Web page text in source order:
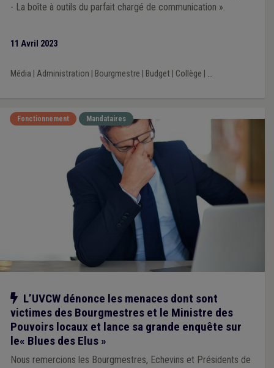
- La boîte à outils du parfait chargé de communication ».
11 Avril 2023
Média Administration Bourgmestre Budget| Collège ...
Fonctionnement Mandataires
Notre action
L’UVCW dénonce les menaces dont sont
victimes des Bourgmestres et le Ministre des
Pouvoirs locaux et lance sa grande enquête sur
le« Blues des Elus »
Nous remercions les Bourgmestres, Echevins et Présidents de